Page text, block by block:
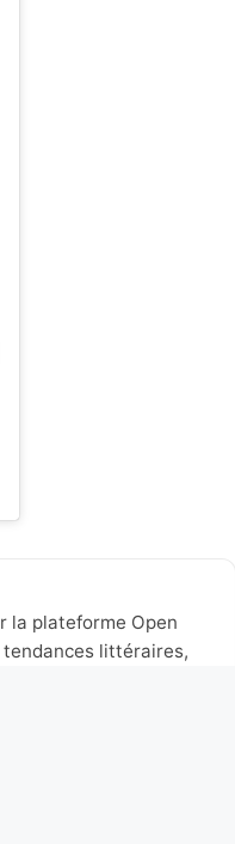
la plateforme Open
tendances littéraires,